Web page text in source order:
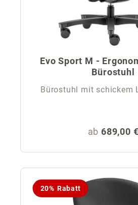
Evo Sport M -
Bürostuhl
Bürostuhl mit schickem
Regulärer
ab 689,00 €
20% Rabatt